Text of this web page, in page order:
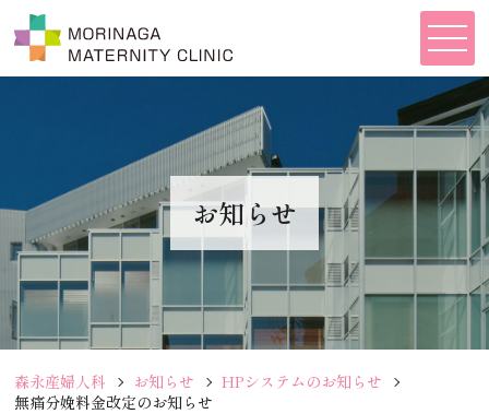
お知らせ
森永産婦人科 お知らせ
HPシステムのお知らせ
無痛分娩料金改定のお知らせ